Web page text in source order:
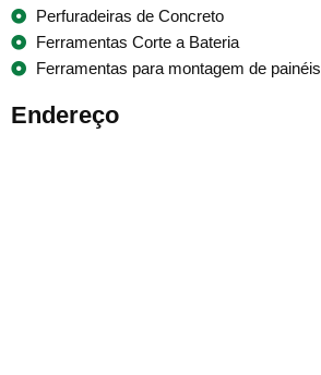
Perfuradeiras de Concreto
Ferramentas Corte a Bateria
Ferramentas para montagem de painéis
Endereço